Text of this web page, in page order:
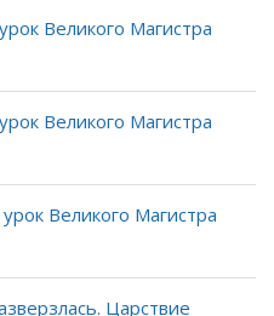
Великого Магистра
Великого Магистра
Великого Магистра
Царствие